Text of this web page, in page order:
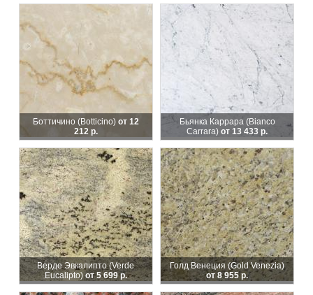
Боттичино (Botticino) от 12
212 р.
Бьянка Каррара (Bianco
Carrara) от 13 433 р.
Верде Эвкалипто (Verde
Eucalipto)от 5 699 р.
Голд Венеция (Gold Venezia)
от 8 955 р.